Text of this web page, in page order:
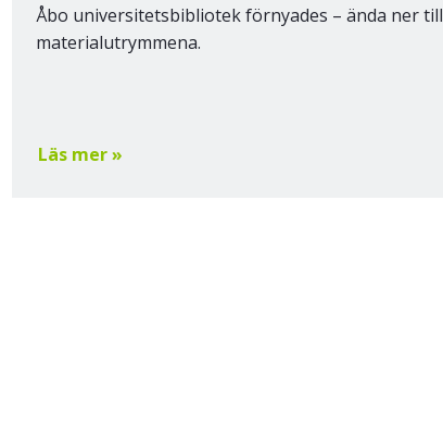
Åbo universitetsbibliotek förnyades – ända ner till
materialutrymmena.
Läs mer »